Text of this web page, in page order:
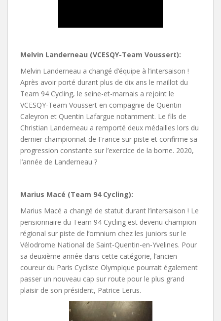
Melvin Landerneau (VCESQY-Team Voussert):
Melvin Landerneau a changé d’équipe à l’intersaison !
Après avoir porté durant plus de dix ans le maillot du
Team 94 Cycling, le seine-et-marnais a rejoint le
VCESQY-Team Voussert en compagnie de Quentin
Caleyron et Quentin Lafargue notamment. Le fils de
Christian Landerneau a remporté deux médailles lors du
dernier championnat de France sur piste et confirme sa
progression constante sur l’exercice de la borne. 2020,
l’année de Landerneau ?
Marius Macé (Team 94 Cycling):
Marius Macé a changé de statut durant l’intersaison ! Le
pensionnaire du Team 94 Cycling est devenu champion
régional sur piste de l’omnium chez les juniors sur le
Vélodrome National de Saint-Quentin-en-Yvelines. Pour
sa deuxième année dans cette catégorie, l’ancien
coureur du Paris Cycliste Olympique pourrait également
passer un nouveau cap sur route pour le plus grand
plaisir de son président, Patrice Lerus.